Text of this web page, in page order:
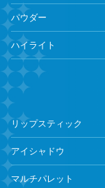
パウダー
ハイライト
リップスティック
アイシャドウ
マルチパレット